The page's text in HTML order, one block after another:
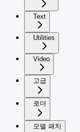
Text
Utilities
Video
고급
로더
모델 패치